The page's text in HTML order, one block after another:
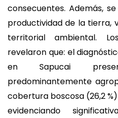
consecuentes. Además,
productividad de la tierra,
territorial ambiental.
revelaron que: el
en Sapucai
predominantemente
cobertura boscosa (26,2
evidenciando